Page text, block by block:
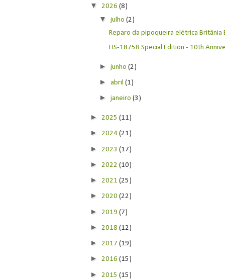
▼ 2026(8)
▼julho(2)
Reparo da pipoqueira elétrica Britânia
HS-1875B Special Edition - 10th
►junho(2)
►abril(1)
►janeiro(3)
► 2025(11)
► 2024(21)
► 2023(17)
► 2022(10)
► 2021(25)
► 2020(22)
► 2019(7)
► 2018(12)
► 2017(19)
► 2016(15)
► 2015(15)